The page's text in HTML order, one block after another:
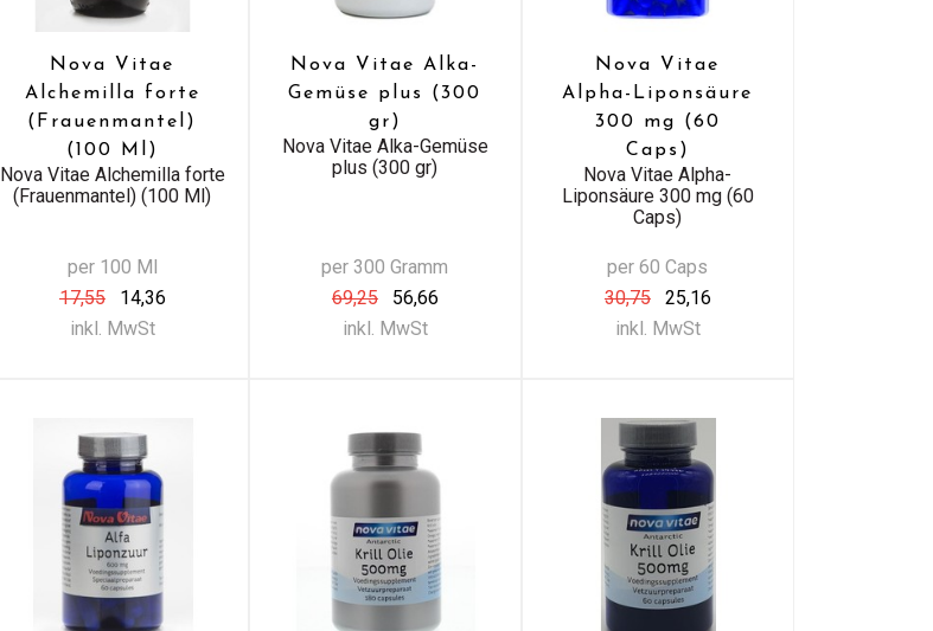
Nova Vitae
Alchemilla forte
(Frauenmantel)
(100 Ml)
Nova Vitae Alchemilla forte
(Frauenmantel) (100 Ml)
per 100 Ml
17,55
14,36
inkl. MwSt
Nova Vitae Alka-
Gemüse plus (300
gr)
Nova Vitae Alka-Gemüse
plus (300 gr)
per 300 Gramm
69,25
56,66
inkl. MwSt
Nova Vitae
Alpha-Liponsäure
300 mg (60
Caps)
Nova Vitae Alpha-
Liponsäure 300 mg (60
Caps)
per 60 Caps
30,75
25,16
inkl. MwSt